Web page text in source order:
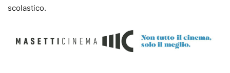
scolastico.